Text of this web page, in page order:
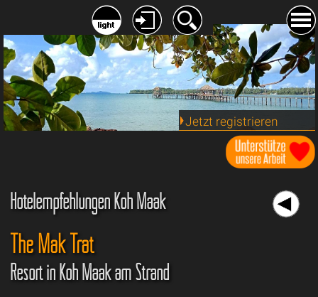
Jetzt registrieren
Hotelempfehlungen Koh Maak
The Mak Trat
Resort in Koh Maak am Strand